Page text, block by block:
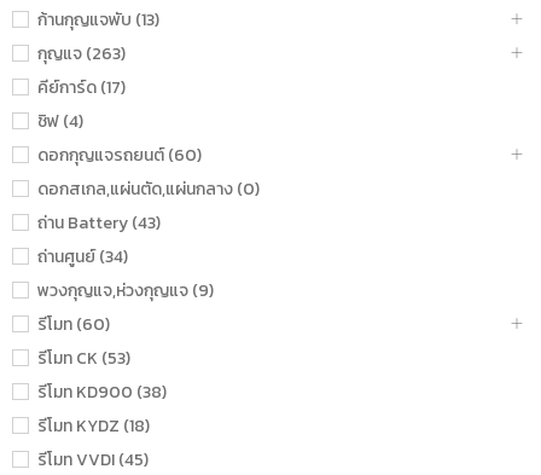
ก้านกุญแจพับ (13)
กุญแจ (263)
คีย์การ์ด (17)
ชิฟ (4)
ดอกกุญแจรถยนต์ (60)
ดอกสเกล,แผ่นตัด,แผ่นกลาง (0)
ถ่าน Battery (43)
ถ่านศูนย์ (34)
พวงกุญแจ,ห่วงกุญแจ (9)
รีโมท (60)
รีโมท CK (53)
รีโมท KD900 (38)
รีโมท KYDZ (18)
รีโมท VVDI (45)